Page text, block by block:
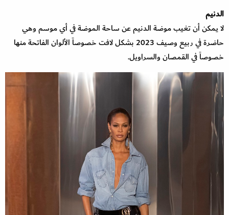
الدنيم
لا يمكن أن تغيب موضة الدنيم عن ساحة الموضة في أي موسم وهي
حاضرة في ربيع وصيف 2023 بشكل لافت خصوصاً الألوان الفاتحة منها
خصوصاً في القمصان والسراويل.